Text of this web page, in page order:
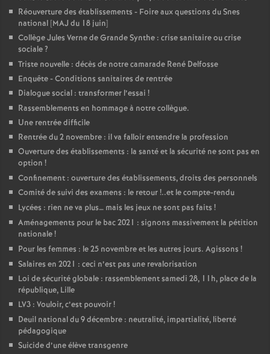
Réouverture des établissements - Foire aux questions du Snes
national [MAJ du 18 juin]
Collège Jules Verne de Grande Synthe : crise sanitaire ou crise
sociale?
Triste nouvelle : décès de notre camarade René Delfosse
Enquête - Conditions sanitaires de rentrée
Dialogue social : transformer l’essai !
Rassemblements en hommage à notre collègue.
Une rentrée difficile
Rentrée du 2 novembre : il va falloir entendre la profession
Ouverture des établissements : la santé et la sécurité ne sont pas en
option !
Confinement : ouverture des établissements, droits des personnels
Comité de suivi des examens : le retour!..et le compte-rendu
Lycées : rien ne va plus… mais les jeux ne sont pas faits !
Aménagements pour le bac 2021 : signons massivement la pétition
nationale!
Pour les femmes : le 25 novembre et les autres jours. Agissons !
Salaires en 2021 : ceci n’est pas une revalorisation
Loi de sécurité globale : rassemblement samedi 28, 11h, place de la
république, Lille
LV3 : Vouloir, c’est pouvoir!
Deuil national du 9 décembre : neutralité, impartialité, liberté
pédagogique
Suicide d’une élève transgenre